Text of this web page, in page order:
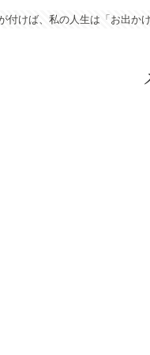
付けば、私の人生は「お出か